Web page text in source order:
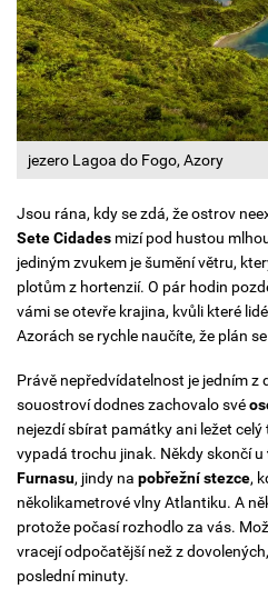
jezero Lagoa do Fogo, Azory
Jsou rána, kdy se zdá, že ostrov
Sete Cidades mizí pod hustou
jediným zvukem je šumění větru,
plotům z hortenzií. O pár hodin
vámi se otevře krajina, kvůli které
Azorách se rychle naučíte, že plán
Právě nepředvídatelnost je jedním
souostroví dodnes zachovalo své
nejezdí sbírat památky ani ležet
vypadá trochu jinak. Někdy skončí u
Furnasu, jindy na pobřežní stezce,
několikametrové vlny Atlantiku. A
protože počasí rozhodlo za vás.
vracejí odpočatější než z
poslední minuty.